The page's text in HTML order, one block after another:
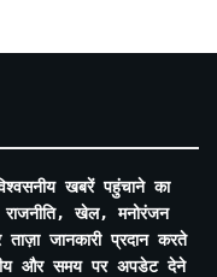
खबरें पहुंचाने का
राजनीति, खेल, मनोरंजन
जानकारी प्रदान करते
और समय पर अपडेट देने